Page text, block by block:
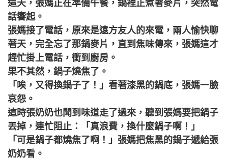
這天，張媽正在準備午餐，鍋裡正煮著麥片，突然電
話響起。
張媽接了電話，原來是遠方友人的來電，兩人愉快聊
著天，完全忘了那鍋麥片，直到焦味傳來，張媽這才
趕忙掛上電話，衝到廚房。
果不其然，鍋子燒焦了。
「唉，又得換鍋子了！」看著漆黑的鍋底，張媽一臉
哀怨。
這時張奶奶也聞到味道走了過來，聽到張媽要把鍋子
丟掉，連忙阻止：「真浪費，換什麼鍋子啊！」
「可是鍋子都燒焦了啊！」張媽把焦黑的鍋子遞給張
奶奶看。